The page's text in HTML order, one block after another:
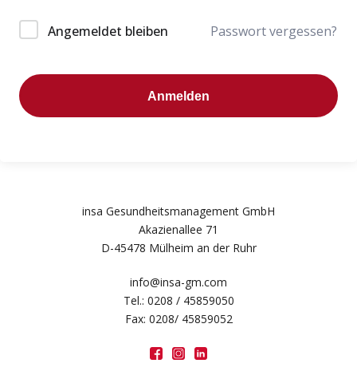
Angemeldet bleiben Passwort vergessen?
Anmelden
insa Gesundheitsmanagement GmbH
Akazienallee 71
D-45478 Mülheim an der Ruhr
info@insa-gm.com
Tel.: 0208 / 45859050
Fax: 0208/ 45859052